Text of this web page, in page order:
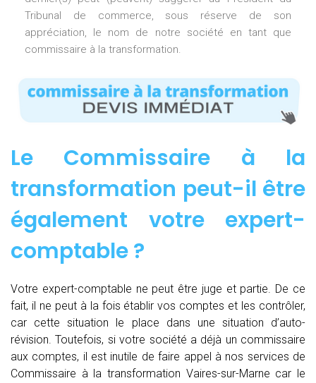
Tribunal de commerce, sous réserve de son
appréciation, le nom de notre société en tant que
commissaire à la transformation.
Le Commissaire à la
transformation peut-il être
également votre expert-
comptable ?
Votre expert-comptable ne peut être juge et partie. De ce
fait, il ne peut à la fois établir vos comptes et les contrôler,
car cette situation le place dans une situation d’auto-
révision. Toutefois, si votre société a déjà un commissaire
aux comptes, il est inutile de faire appel à nos services de
Commissaire à la transformation Vaires-sur-Marne car le